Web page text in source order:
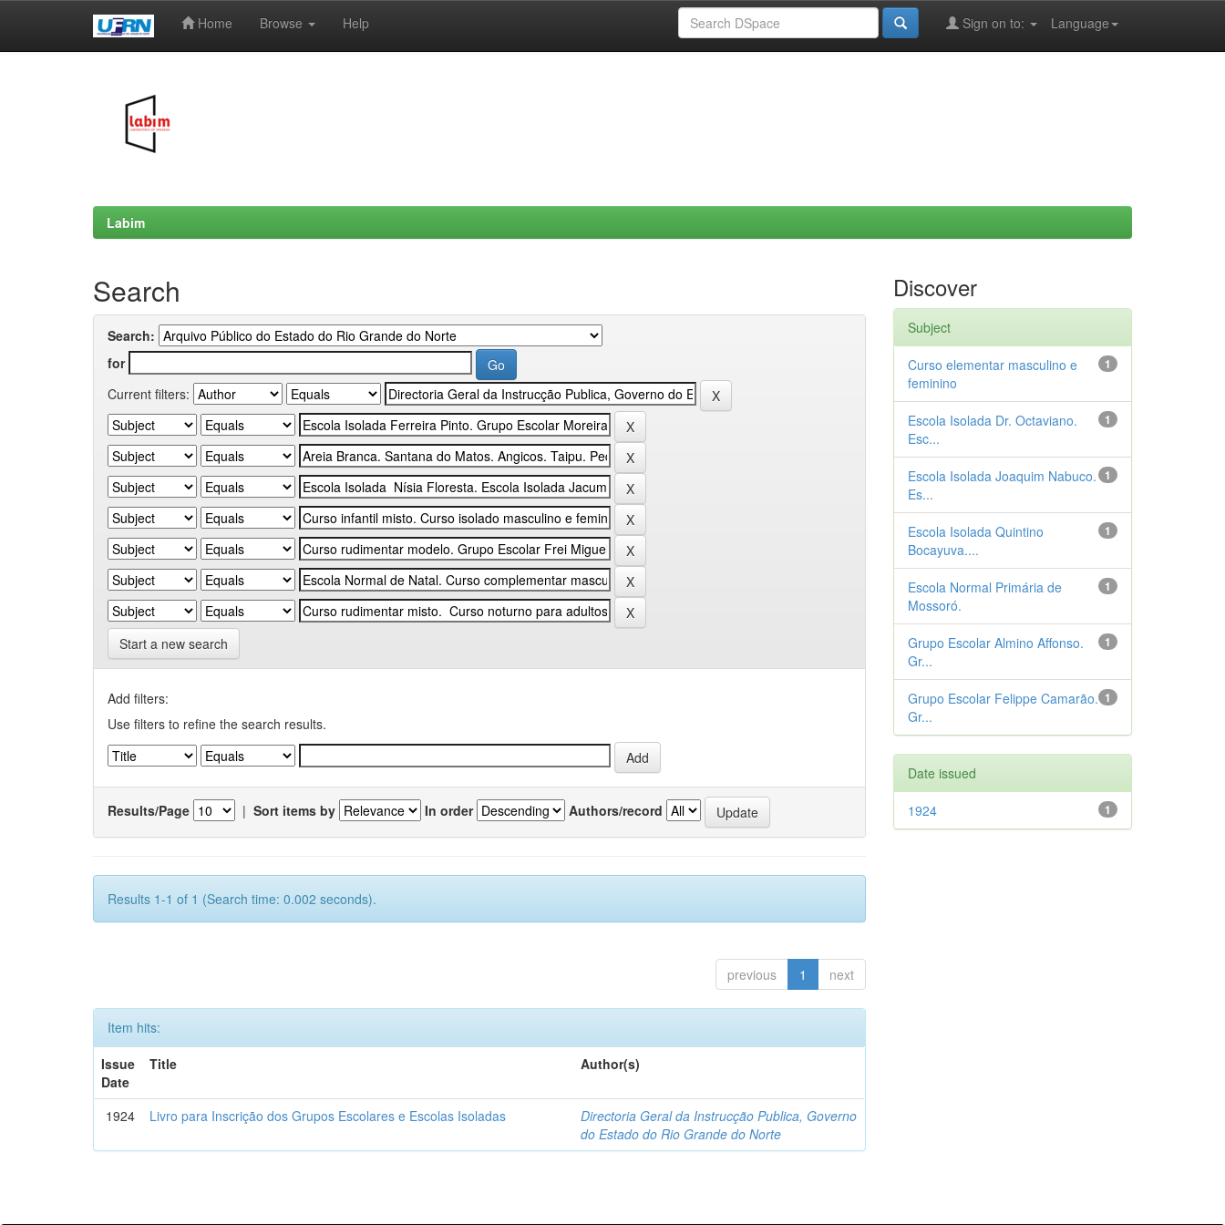
Home Browse Help Language
Sign on to:
Labim
Search
Search:
for
Current filters:
Start a new search
Add filters:
Use filters to refine the search results.
Results/Page | Sort items by In order Authors/record
Results 1-1 of 1 (Search time: 0.002 seconds).
previous 1 next
Item hits:
Issue
Date
Title Author(s)
1924 Livro para Inscrição dos Grupos Escolares e Escolas Isoladas
Directoria Geral da Instrucção Publica, Governo
do Estado do Rio Grande do Norte
Discover
Subject
1
Curso elementar masculino e
feminino
1
Escola Isolada Dr. Octaviano.
Esc...
1
Escola Isolada Joaquim Nabuco.
Es...
1
Escola Isolada Quintino
Bocayuva....
1
Escola Normal Primária de
Mossoró.
1
Grupo Escolar Almino Affonso.
Gr...
1
Grupo Escolar Felippe Camarão.
Gr...
Date issued
1
1924